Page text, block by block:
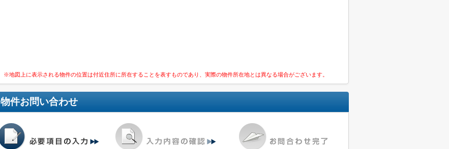
※地図上に表示される物件の位置は付近住所に所在することを表すものであり、実際の物件所在地とは異なる場合がございます。
物件お問い合わせ